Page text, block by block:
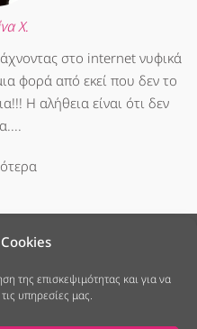
της επισκεψιμότητας και για να
υπηρεσίες μας.
Χ.
στο internet νυφικά
φορά από εκεί που δεν το
Η αλήθεια είναι ότι δεν